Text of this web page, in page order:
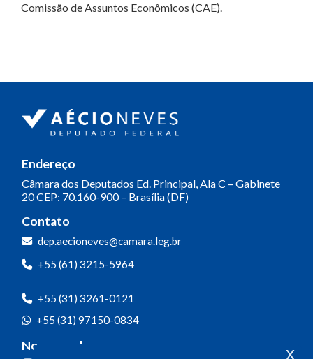
Comissão de Assuntos Econômicos (CAE).
Endereço
Câmara dos Deputados Ed. Principal, Ala C – Gabinete
20CEP: 70.160-900 – Brasília (DF)
Contato
dep.aecioneves@camara.leg.br
+55 (61) 3215-5964
+55 (31) 3261-0121
+55 (31) 97150-0834
Nossas redes x